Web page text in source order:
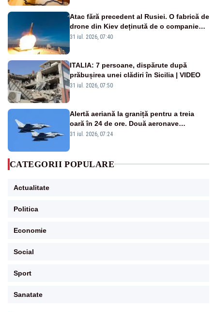
Atac fără precedent al Rusiei. O fabrică de
drone din Kiev deținută de o companie
americană, distrusă de o rachetă
31 iul. 2026, 07:40
ITALIA: 7 persoane, dispărute după
prăbușirea unei clădiri în Sicilia | VIDEO
31 iul. 2026, 07:50
Alertă aeriană la graniță pentru a treia
oară în 24 de ore. Două aeronave
Eurofighter britanice au fost ridicate de la
31 iul. 2026, 07:24
CATEGORII POPULARE
Actualitate
Politica
Economie
Social
Sport
Sanatate